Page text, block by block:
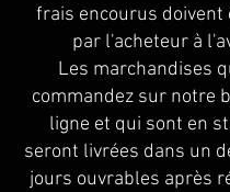
frais encourus doivent
par l'acheteur à
Les marchandises
commandez sur notre
ligne et qui sont en
seront livrées dans un
jours ouvrables après